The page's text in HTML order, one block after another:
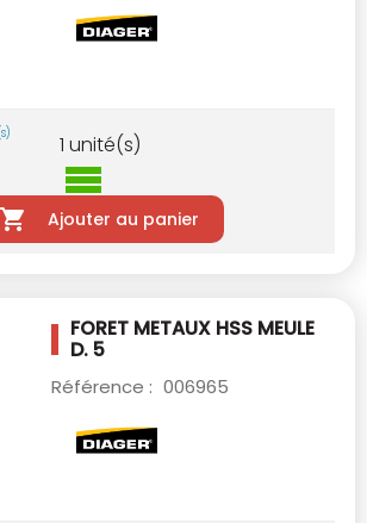
1 unité(s)
Ajouter au panier
FORET METAUX HSS MEULE
D. 5
Référence : 006965